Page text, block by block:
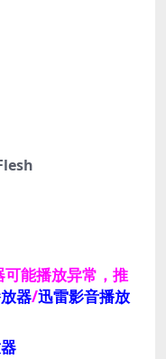
可能播放异常，推
器/迅雷影音播放